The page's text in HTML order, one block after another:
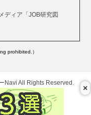
×
ディア「JOB研究図
prohibited.）
Navi All Rights Reserved.